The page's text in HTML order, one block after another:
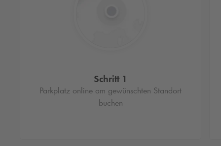
Schritt 1
Parkplatz online am gewünschten Standort
buchen